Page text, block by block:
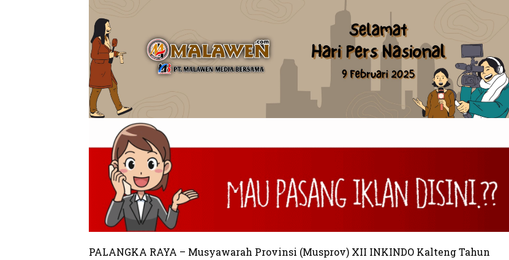
PALANGKA RAYA – Musyawarah Provinsi (Musprov) XII INKINDO Kalteng Tahun